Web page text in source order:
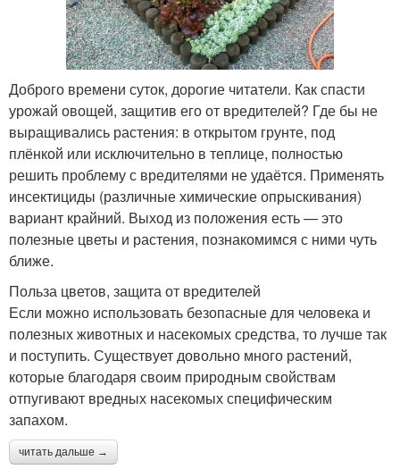
Доброго времени суток, дорогие читатели. Как спасти
урожай овощей, защитив его от вредителей? Где бы не
выращивались растения: в открытом грунте, под
плёнкой или исключительно в теплице, полностью
решить проблему с вредителями не удаётся. Применять
инсектициды (различные химические опрыскивания)
вариант крайний. Выход из положения есть — это
полезные цветы и растения, познакомимся с ними чуть
ближе.
Польза цветов, защита от вредителей
Если можно использовать безопасные для человека и
полезных животных и насекомых средства, то лучше так
и поступить. Существует довольно много растений,
которые благодаря своим природным свойствам
отпугивают вредных насекомых специфическим
запахом.
читать дальше →